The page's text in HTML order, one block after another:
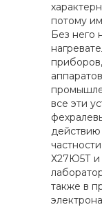
потому
Без него
все эти
действию
Х27Ю5Т и
также в